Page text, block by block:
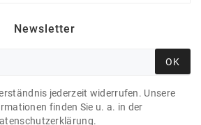
Newsletter
OK
jederzeit widerrufen. Unsere
finden Sie u. a. in der